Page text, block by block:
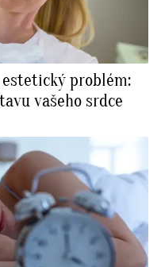
problém:
vašeho srdce